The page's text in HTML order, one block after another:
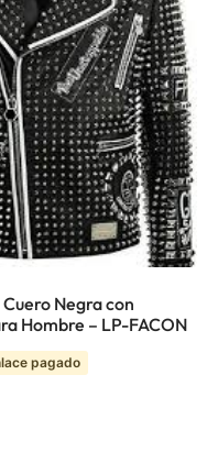
Negra con
Hombre – LP-FACON
pagado